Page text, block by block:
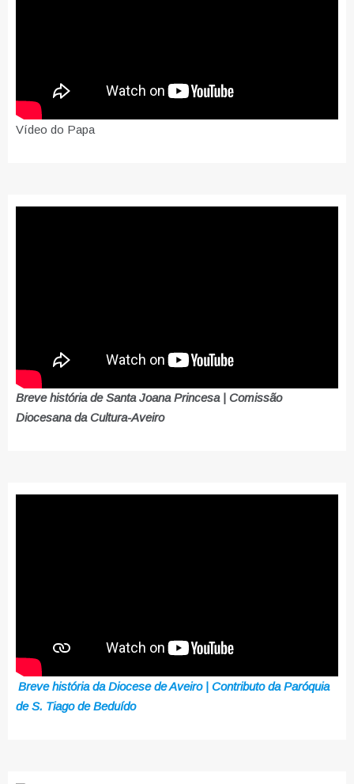
Vídeo do Papa
Breve história de Santa Joana Princesa | Comissão
Diocesana da Cultura-Aveiro
Breve história da Diocese de Aveiro | Contributo da Paróquia
de S. Tiago de Beduído